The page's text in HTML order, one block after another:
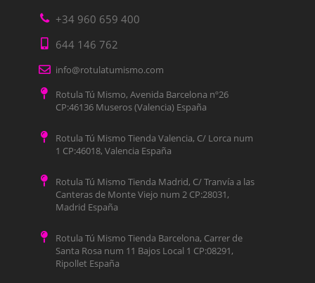
+34 960 659 400
644 146 762
info@rotulatumismo.com
Rotula Tú Mismo, Avenida Barcelona nº26
CP:46136 Museros (Valencia) España
Rotula Tú Mismo Tienda Valencia, C/ Lorca num
1 CP:46018, Valencia España
Rotula Tú Mismo Tienda Madrid, C/ Tranvía a las
Canteras de Monte Viejo num 2 CP:28031,
Madrid España
Rotula Tú Mismo Tienda Barcelona, Carrer de
Santa Rosa num 11 Bajos Local 1 CP:08291,
Ripollet España